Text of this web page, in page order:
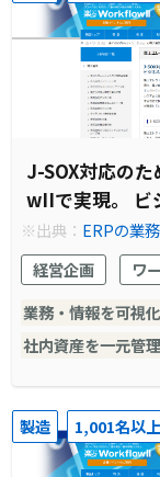
J-SOX対応の
wIIで実現。 ビ
ークフローシ
※出典： ERPの業
【富士エレクトロ
経営企画
ワ
業務・情報を可視
社内資産を一元管
製造 1,001名以上